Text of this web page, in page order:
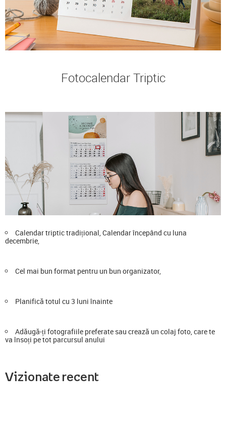
Fotocalendar Triptic
Calendar triptic tradițional, Calendar începând cu luna
decembrie,
Cel mai bun format pentru un bun organizator,
Planifică totul cu 3 luni înainte
Adăugă-ți fotografiile preferate sau crează un colaj foto, care te
va însoți pe tot parcursul anului
Vizionate recent